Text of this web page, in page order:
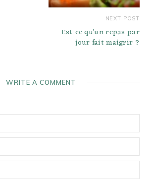
NEXT POST
Est-ce qu’un repas par
jour fait maigrir ?
WRITE A COMMENT